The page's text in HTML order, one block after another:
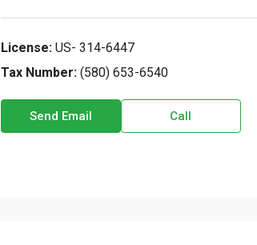
License: US- 314-6447
Tax Number: (580) 653-6540
Send Email Call